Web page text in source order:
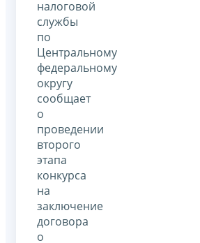
налоговой
службы
по
Центральному
федеральному
округу
сообщает
о
проведении
второго
этапа
конкурса
на
заключение
договора
о